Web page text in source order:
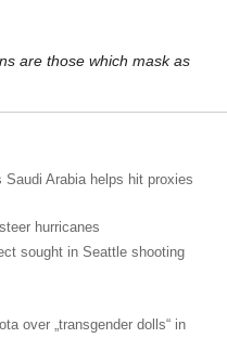
are those which mask as
Arabia helps hit proxies
hurricanes
sought in Seattle shooting
over „transgender dolls“ in